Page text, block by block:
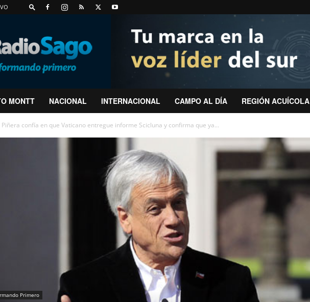
MONTT NACIONAL INTERNACIONAL CAMPO AL DÍA REGIÓN ACUÍCOLA
Piñera confía en que Vaticano entregue informe Scicluna y confirma que ya...
Primero